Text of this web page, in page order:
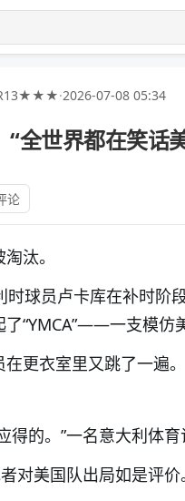
·2026-07-08 05:34
全世界都在笑话
论
汰。
时球员卢卡库在补时阶
“YMCA”——一支模仿
更衣室里又跳了一遍。
的。”一名意大利体育
对美国队出局如是评价